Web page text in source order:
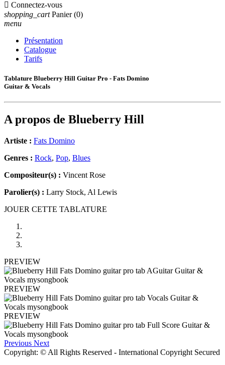
 Connectez-vous
shopping_cart Panier (0)
menu
Présentation
Catalogue
Tarifs
Tablature Blueberry Hill Guitar Pro - Fats Domino
Guitar & Vocals
A propos de Blueberry Hill
Artiste : Fats Domino
Genres : Rock, Pop, Blues
Compositeur(s) : Vincent Rose
Parolier(s) : Larry Stock, Al Lewis
JOUER CETTE TABLATURE
PREVIEW
PREVIEW
PREVIEW
Previous Next
Copyright: © All Rights Reserved - International Copyright Secured